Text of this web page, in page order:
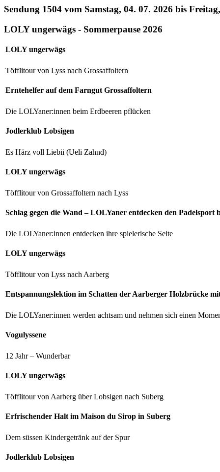
Sendung 1504 vom Samstag, 04. 07. 2026 bis
LOLY ungerwägs - Sommerpause 2026
LOLY ungerwägs
Töfflitour von Lyss nach Grossaffoltern
Erntehelfer auf dem Farngut Grossaffoltern
Die LOLYaner:innen beim Erdbeeren pflücken
Jodlerklub Lobsigen
Es Härz voll Liebii (Ueli Zahnd)
LOLY ungerwägs
Töfflitour von Grossaffoltern nach Lyss
Schlag gegen die Wand – LOLYaner entdecken den Padelsport
Die LOLYaner:innen entdecken ihre spielerische Seite
LOLY ungerwägs
Töfflitour von Lyss nach Aarberg
Entspannungslektion im Schatten der Aarberger Holzbrücke
Die LOLYaner:innen werden achtsam und nehmen sich einen
Vogulyssene
12 Jahr – Wunderbar
LOLY ungerwägs
Töfflitour von Aarberg über Lobsigen nach Suberg
Erfrischender Halt im Maison du Sirop in Suberg
Dem süssen Kindergetränk auf der Spur
Jodlerklub Lobsigen